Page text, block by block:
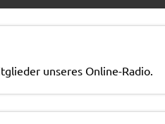
unseres Online-Radio.